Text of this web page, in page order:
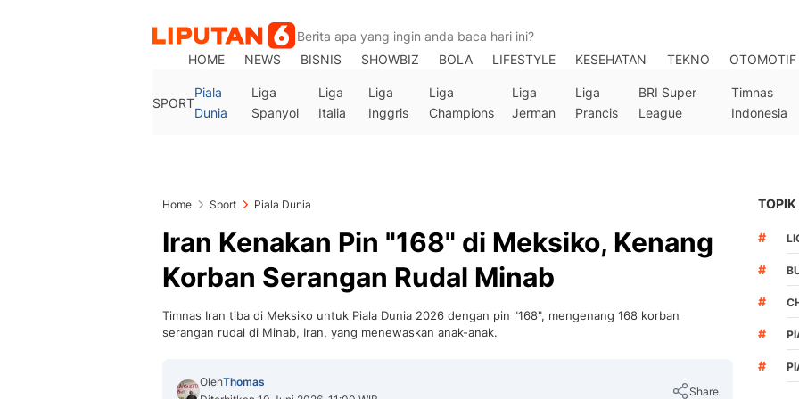
HOME
NEWS BISNIS SHOWBIZ BOLA LIFESTYLE KESEHATAN TEKNO OTOMOTIF
SPORT
Piala
Dunia
Liga
Spanyol
Liga
Italia
Liga
Inggris
Liga
Champions
Liga
Jerman
Liga
Prancis
BRI Super
League
Timnas
Indonesia
Home Sport Piala Dunia
Iran Kenakan Pin "168" di Meksiko, Kenang
Korban Serangan Rudal Minab
Timnas Iran tiba di Meksiko untuk Piala Dunia 2026 dengan pin "168", mengenang 168 korban
serangan rudal di Minab, Iran, yang menewaskan anak-anak.
OlehThomas
Share
TOPIK
#
#
#
#
#